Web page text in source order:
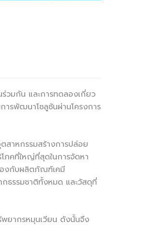
วมกัน และการทดลองเกี่ยว
ารพัฒนาโซลูชันผ่านโครงการ
สาหกรรมสร้างการปล่อย
ภคที่ใหญ่ที่สุดในการจัดหา
องกับผลิตภัณฑ์เคมี
ธรรมชาติทั้งหมด และวัสดุที่
พยากรหมุนเวียน ดังนั้นจึง